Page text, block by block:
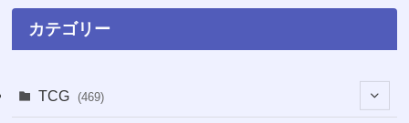
カテゴリー
TCG (469)